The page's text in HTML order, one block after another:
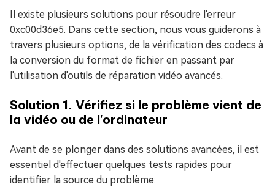
Il existe plusieurs solutions pour résoudre l'erreur
0xc00d36e5. Dans cette section, nous vous guiderons à
travers plusieurs options, de la vérification des codecs à
la conversion du format de fichier en passant par
l'utilisation d'outils de réparation vidéo avancés.
Solution 1. Vérifiez si le problème vient de
la vidéo ou de l'ordinateur
Avant de se plonger dans des solutions avancées, il est
essentiel d'effectuer quelques tests rapides pour
identifier la source du problème: